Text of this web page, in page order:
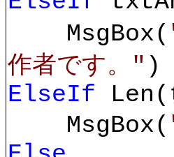
MsgBox(
作者です。" )
ElseIf
MsgBox(